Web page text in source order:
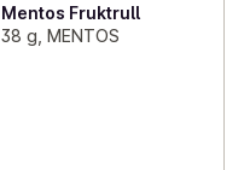
Mentos Fruktrull
38 g, MENTOS